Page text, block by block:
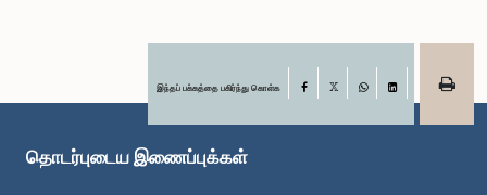
பி.ப. 12:02 - பி.ப. 12:10இந்தப் பக்கத்தை பகிர்ந்து கொள்க Facebook
LinkedIn
தொடர்புடைய இணைப்புக்கள்